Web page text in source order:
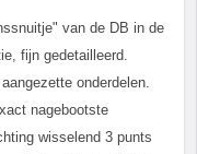
van de DB in de
fijn gedetailleerd.
onderdelen.
nagebootste
wisselend 3 punts